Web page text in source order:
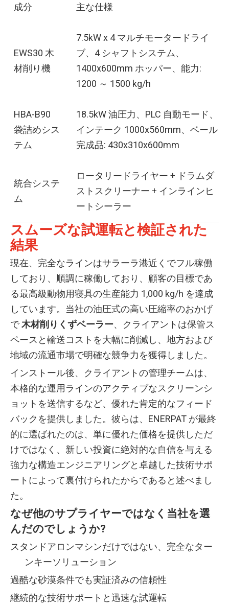
成分 主な仕様
EWS30 木
材削り機
7.5kW x 4 マルチモータードライ
ブ、4 シャフトシステム、
1400x600mm ホッパー、能力:
1200 ～ 1500 kg/h
HBA-B90
袋詰めシス
テム
18.5kW 油圧力、PLC 自動モード、
インテーク 1000x560mm、ベール
完成品: 430x310x600mm
統合システ
ム
ロータリードライヤー + ドラムダ
ストスクリーナー + インラインヒ
ートシーラー
スムーズな試運転と検証された
結果
現在、完全なラインはサラーラ港近くでフル稼働
しており、順調に稼働しており、顧客の目標であ
る最高級動物用寝具の生産能力 1,000 kg/h を達成
しています。当社の油圧式の高い圧縮率のおかげ
で木材削りくずベーラー、クライアントは保管ス
ペースと輸送コストを大幅に削減し、地方および
地域の流通市場で明確な競争力を獲得しました。
インストール後、クライアントの管理チームは、
本格的な運用ラインのアクティブなスクリーンシ
ョットを送信するなど、優れた肯定的なフィード
バックを提供しました。彼らは、ENERPAT が最終
的に選ばれたのは、単に優れた価格を提供しただ
けではなく、新しい投資に絶対的な自信を与える
強力な構造エンジニアリングと卓越した技術サポ
ートによって裏付けられたからであると述べまし
た。
なぜ他のサプライヤーではなく当社を選
んだのでしょうか?
スタンドアロンマシンだけではない、完全なター
ンキーソリューション
過酷な砂漠条件でも実証済みの信頼性
継続的な技術サポートと迅速な試運転